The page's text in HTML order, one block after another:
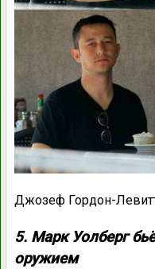
Джозеф Гордон-
5. Марк Уолберг
оружием